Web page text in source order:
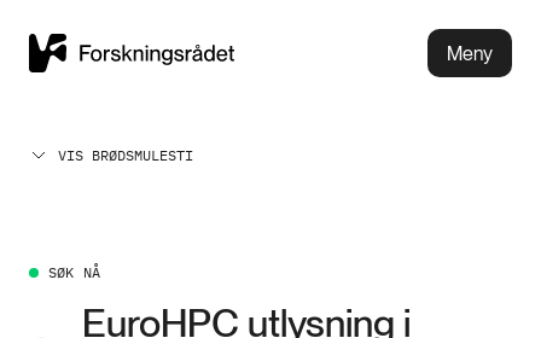
Meny
VIS BRØDSMULESTI
SØK NÅ
EuroHPC utlysning i